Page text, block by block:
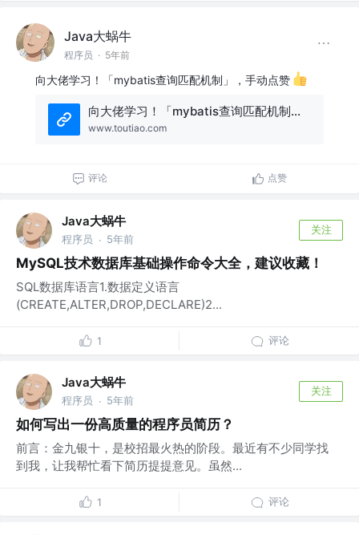
Java大蜗牛
程序员 · 5年前
向大佬学习！「mybatis查询匹配机制」，手动点赞
向大佬学习！「mybatis查询匹配机制」，手动点赞
www.toutiao.com
评论 点赞
Java大蜗牛
程序员 · 5年前
关注
MySQL技术数据库基础操作命令大全，建议收藏！
SQL数据库语言1.数据定义语言
(CREATE,ALTER,DROP,DECLARE)2...
1 评论
Java大蜗牛
程序员 · 5年前
关注
如何写出一份高质量的程序员简历？
前言：金九银十，是校招最火热的阶段。最近有不少同学找
到我，让我帮忙看下简历提提意见。虽然...
1 评论